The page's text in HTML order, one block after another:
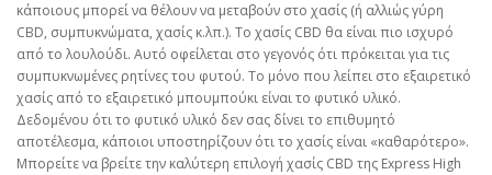
κάποιους μπορεί να θέλουν να μεταβούν στο χασίς (ή αλλιώς γύρη
CBD, συμπυκνώματα, χασίς κ.λπ.). Το χασίς CBD θα είναι πιο ισχυρό
από το λουλούδι. Αυτό οφείλεται στο γεγονός ότι πρόκειται για τις
συμπυκνωμένες ρητίνες του φυτού. Το μόνο που λείπει στο εξαιρετικό
χασίς από το εξαιρετικό μπουμπούκι είναι το φυτικό υλικό.
Δεδομένου ότι το φυτικό υλικό δεν σας δίνει το επιθυμητό
αποτέλεσμα, κάποιοι υποστηρίζουν ότι το χασίς είναι «καθαρότερο».
Μπορείτε να βρείτε την καλύτερη επιλογή χασίς CBD της Express High